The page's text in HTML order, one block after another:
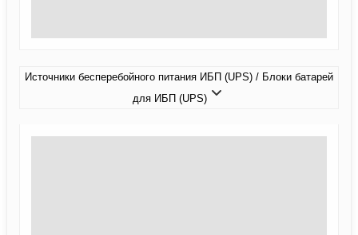
Источники бесперебойного питания ИБП (UPS) / Блоки батарей
для ИБП (UPS)